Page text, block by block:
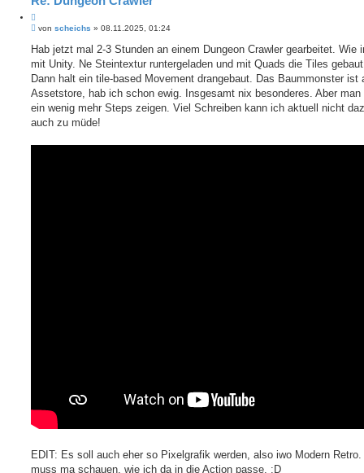
i
e
r
e
n
B
i
r
a
von scheichs » 08.11.2025, 01:24
Hab jetzt mal 2-3 Stunden an einem Dungeon Crawler gearbeitet. Wie
mit Unity. Ne Steintextur runtergeladen und mit Quads die Tiles
Dann halt ein tile-based Movement drangebaut. Das Baummonster ist
Assetstore, hab ich schon ewig. Insgesamt nix besonderes. Aber man
ein wenig mehr Steps zeigen. Viel Schreiben kann ich aktuell nicht
auch zu müde!
EDIT: Es soll auch eher so Pixelgrafik werden, also iwo Modern
muss ma schauen, wie ich da in die Action passe. :D